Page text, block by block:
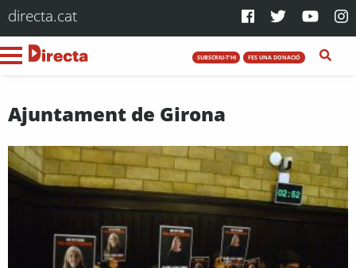
directa.cat
SUBSCRIU-T'HI FES UNA DONACIÓ
Ajuntament de Girona